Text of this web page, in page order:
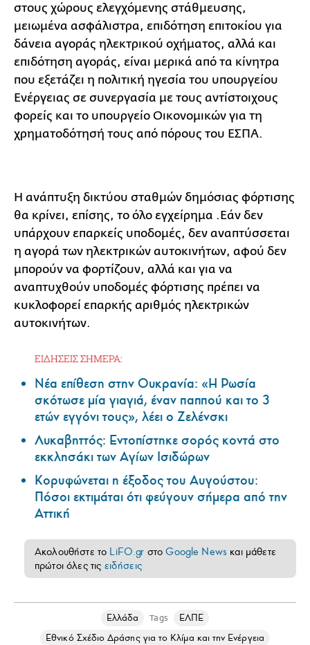
στους χώρους ελεγχόμενης στάθμευσης,
μειωμένα ασφάλιστρα, επιδότηση επιτοκίου για
δάνεια αγοράς ηλεκτρικού οχήματος, αλλά και
επιδότηση αγοράς, είναι μερικά από τα κίνητρα
που εξετάζει η πολιτική ηγεσία του υπουργείου
Ενέργειας σε συνεργασία με τους αντίστοιχους
φορείς και το υπουργείο Οικονομικών για τη
χρηματοδότησή τους από πόρους του ΕΣΠΑ.
Η ανάπτυξη δικτύου σταθμών δημόσιας φόρτισης
θα κρίνει, επίσης, το όλο εγχείρημα .Εάν δεν
υπάρχουν επαρκείς υποδομές, δεν αναπτύσσεται
η αγορά των ηλεκτρικών αυτοκινήτων, αφού δεν
μπορούν να φορτίζουν, αλλά και για να
αναπτυχθούν υποδομές φόρτισης πρέπει να
κυκλοφορεί επαρκής αριθμός ηλεκτρικών
αυτοκινήτων.
ΕΙΔΗΣΕΙΣ ΣΗΜΕΡΑ:
Νέα επίθεση στην Ουκρανία: «Η Ρωσία
σκότωσε μία γιαγιά, έναν παππού και το 3
ετών εγγόνι τους», λέει ο Ζελένσκι
Λυκαβηττός: Εντοπίστηκε σορός κοντά στο
εκκλησάκι των Αγίων Ισιδώρων
Κορυφώνεται η έξοδος του Αυγούστου:
Πόσοι εκτιμάται ότι φεύγουν σήμερα από την
Αττική
Ακολουθήστε το LiFO.gr στοGoogle News και μάθετε
πρώτοι όλες τις ειδήσεις
Ελλάδα Tags
ΕΛΠΕ
Εθνικό Σχέδιο Δράσης για το Κλίμα και την Ενέργεια